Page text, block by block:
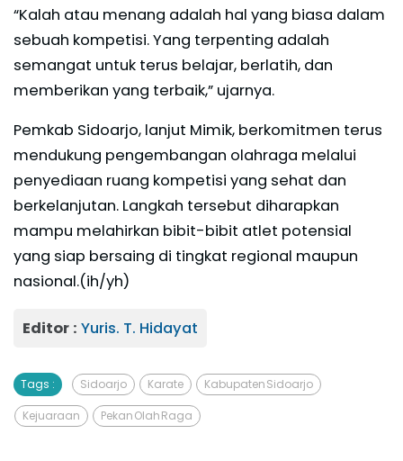
“Kalah atau menang adalah hal yang biasa dalam
sebuah kompetisi. Yang terpenting adalah
semangat untuk terus belajar, berlatih, dan
memberikan yang terbaik,” ujarnya.
Pemkab Sidoarjo, lanjut Mimik, berkomitmen terus
mendukung pengembangan olahraga melalui
penyediaan ruang kompetisi yang sehat dan
berkelanjutan. Langkah tersebut diharapkan
mampu melahirkan bibit-bibit atlet potensial
yang siap bersaing di tingkat regional maupun
nasional.(ih/yh)
Editor : Yuris. T. Hidayat
Tags : Sidoarjo Karate Kabupaten Sidoarjo
Kejuaraan Pekan Olah Raga